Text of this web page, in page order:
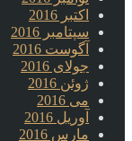
اکتبر 2016
سپتامبر 2016
آگوست 2016
جولای 2016
ژوئن 2016
می 2016
آوریل 2016
مارس 2016